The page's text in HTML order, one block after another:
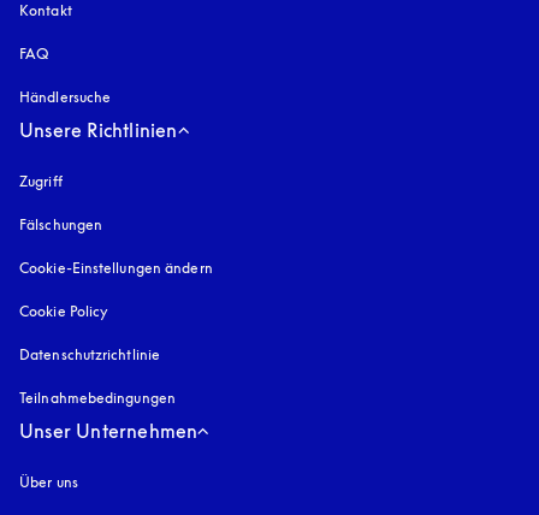
Kontakt
FAQ
Händlersuche
Unsere Richtlinien
Zugrifföffnet sich in einem neuen Tab
Fälschungen
Cookie-Einstellungen ändern
Cookie Policy
Datenschutzrichtlinie
Teilnahmebedingungen
Unser Unternehmen
Über uns